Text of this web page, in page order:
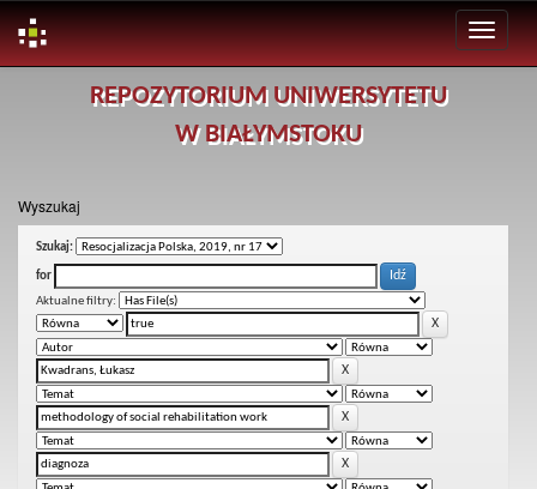
REPOZYTORIUM UNIWERSYTETU
W BIAŁYMSTOKU
Wyszukaj
Szukaj:
for
Aktualne filtry: